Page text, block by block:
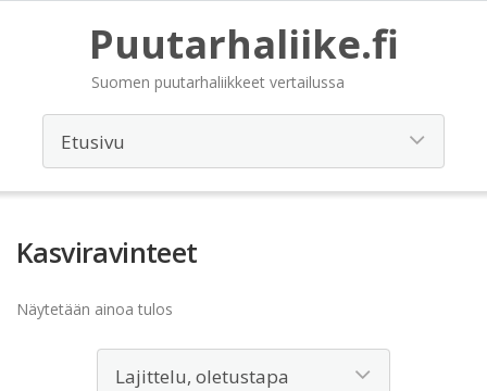
Puutarhaliike.fi
Suomen puutarhaliikkeet vertailussa
Kasviravinteet
Näytetään ainoa tulos